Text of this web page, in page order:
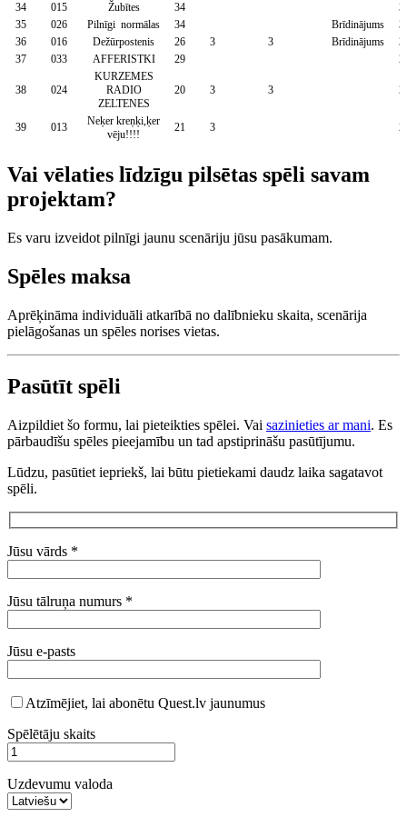
34
015 Žubītes 34
35
026 Pilnīgi normālas 34 Brīdinājums
36
016 Dežūrpostenis 26 3 3 Brīdinājums
37
033 AFFERISTKI 29
38 024
KURZEMES
RADIO
ZELTENES
20 3 3
39 013
Neķer kreņķi,ķer
vēju!!!!
21 3
Vai vēlaties līdzīgu pilsētas spēli savam
projektam?
Es varu izveidot pilnīgi jaunu scenāriju jūsu pasākumam.
Spēles maksa
Aprēķināma individuāli atkarībā no dalībnieku skaita, scenārija
pielāgošanas un spēles norises vietas.
Pasūtīt spēli
Aizpildiet šo formu, lai pieteikties spēlei. Vai sazinieties ar mani. Es
pārbaudīšu spēles pieejamību un tad apstiprināšu pasūtījumu.
Lūdzu, pasūtiet iepriekš, lai būtu pietiekami daudz laika sagatavot
spēli.
Jūsu vārds *
Jūsu tālruņa numurs *
Jūsu e-pasts
Atzīmējiet, lai abonētu Quest.lv jaunumus
Spēlētāju skaits
Uzdevumu valoda